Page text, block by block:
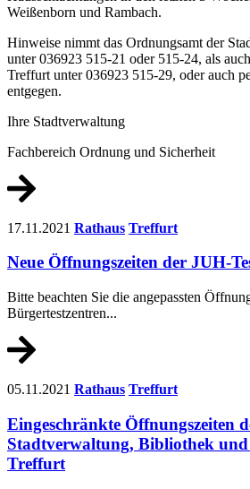
Weißenborn und Rambach.
Hinweise nimmt das Ordnungsamt der
unter 036923 515-21 oder 515-24, als
Treffurt unter 036923 515-29, oder auch
entgegen.
Ihre Stadtverwaltung
Fachbereich Ordnung und Sicherheit
17.11.2021 Rathaus Treffurt
Neue Öffnungszeiten der JUH-
Bitte beachten Sie die angepassten
Bürgertestzentren...
05.11.2021 Rathaus Treffurt
Eingeschränkte Öffnungszeiten
Stadtverwaltung, Bibliothek
Treffurt